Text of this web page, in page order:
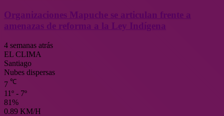
Organizaciones Mapuche se articulan frente a
amenazas de reforma a la Ley Indígena
4 semanas atrás
EL CLIMA
Santiago
Nubes dispersas
7 ℃
11º - 7º
81%
0.89 KM/H